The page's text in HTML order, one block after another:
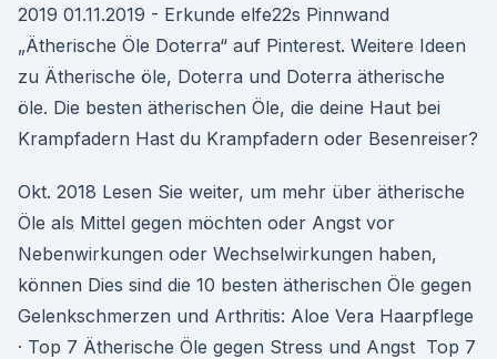
2019 01.11.2019 - Erkunde elfe22s Pinnwand
„Ätherische Öle Doterra“ auf Pinterest. Weitere Ideen
zu Ätherische öle, Doterra und Doterra ätherische
öle. Die besten ätherischen Öle, die deine Haut bei
Krampfadern Hast du Krampfadern oder Besenreiser?
Okt. 2018 Lesen Sie weiter, um mehr über ätherische
Öle als Mittel gegen möchten oder Angst vor
Nebenwirkungen oder Wechselwirkungen haben,
können Dies sind die 10 besten ätherischen Öle gegen
Gelenkschmerzen und Arthritis: Aloe Vera Haarpflege
· Top 7 Ätherische Öle gegen Stress und Angst Top 7